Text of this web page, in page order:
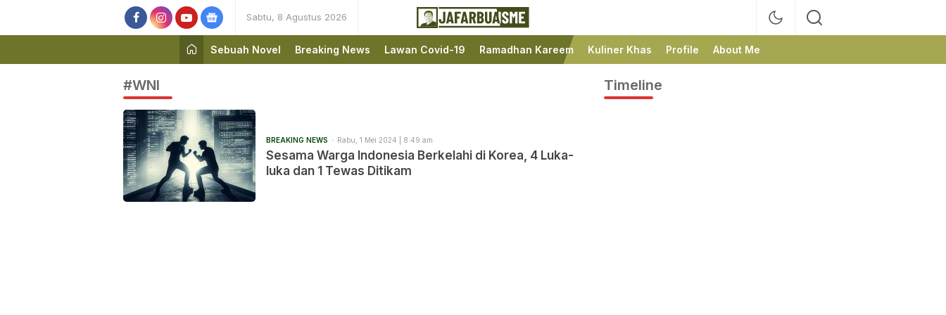
Sabtu, 8 Agustus 2026
JafarBua
Ini bukan Media Online,
Ini Jafarbuaisme.com
Sebuah Novel
Breaking News Lawan Covid-19 Ramadhan Kareem Kuliner Khas Profile About Me
#WNI
BREAKING NEWS Rabu, 1 Mei 2024 | 8:49 am
Sesama Warga Indonesia Berkelahi di Korea, 4 Luka-
luka dan 1 Tewas Ditikam
Timeline